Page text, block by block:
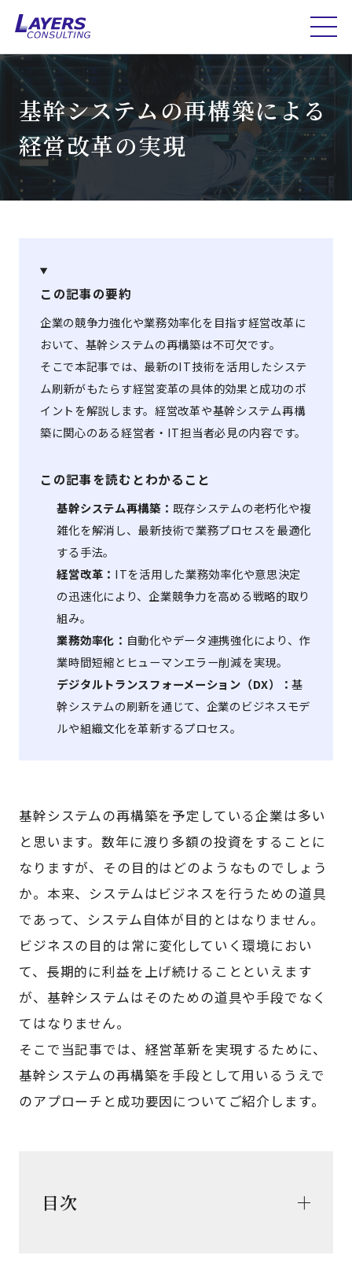
基幹システムの再構築による
経営改革の実現
この記事の要約
企業の競争力強化や業務効率化を目指す経営改革に
おいて、基幹システムの再構築は不可欠です。
そこで本記事では、最新のIT技術を活用したシステ
ム刷新がもたらす経営変革の具体的効果と成功のポ
イントを解説します。経営改革や基幹システム再構
築に関心のある経営者・IT担当者必見の内容です。
この記事を読むとわかること
基幹システム再構築： 既存システムの老朽化や複
雑化を解消し、最新技術で業務プロセスを最適化
する手法。
経営改革： ITを活用した業務効率化や意思決定
の迅速化により、企業競争力を高める戦略的取り
組み。
業務効率化： 自動化やデータ連携強化により、作
業時間短縮とヒューマンエラー削減を実現。
デジタルトランスフォーメーション（DX）：基
幹システムの刷新を通じて、企業のビジネスモデ
ルや組織文化を革新するプロセス。
基幹システムの再構築を予定している企業は多い
と思います。数年に渡り多額の投資をすることに
なりますが、その目的はどのようなものでしょう
か。本来、システムはビジネスを行うための道具
であって、システム自体が目的とはなりません。
ビジネスの目的は常に変化していく環境におい
て、長期的に利益を上げ続けることといえます
が、基幹システムはそのための道具や手段でなく
てはなりません。
そこで当記事では、経営革新を実現するために、
基幹システムの再構築を手段として用いるうえで
のアプローチと成功要因についてご紹介します。
目次